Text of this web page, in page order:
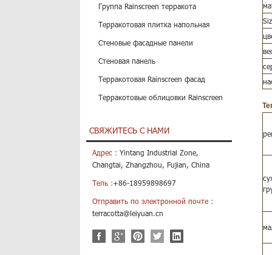
Группа Rainscreen терракота
Терракотовая плитка напольная
Стеновые фасадные панели
Стеновая панель
Терракотовая Rainscreen фасад
Терракотовые облицовки Rainscreen
СВЯЖИТЕСЬ С НАМИ
Адрес : Yintang Industrial Zone,
Changtai, Zhangzhou, Fujian, China
Тель :+86-18959898697
Отправить по электронной почте :
terracotta@leiyuan.cn